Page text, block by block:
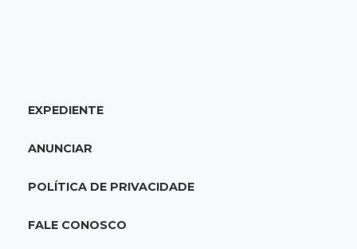
20:15Pedro Juan Caballero
ligada a laboratório ilegal
Suspeitos de ocupar avião interceptado pela
EXPEDIENTE
ANUNCIAR
POLÍTICA DE PRIVACIDADE
FALE CONOSCO